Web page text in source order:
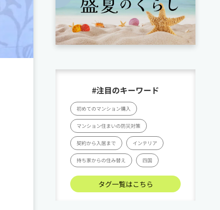
#注目のキーワード
初めてのマンション購入
マンション住まいの防災対策
契約から入居まで インテリア
持ち家からの住み替え 四国
タグ一覧はこちら